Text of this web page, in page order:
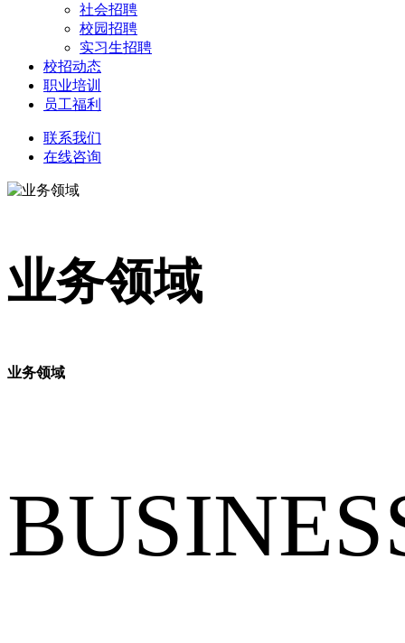
社会招聘
校园招聘
实习生招聘
校招动态
职业培训
员工福利
联系我们
在线咨询
业务领域
业务领域